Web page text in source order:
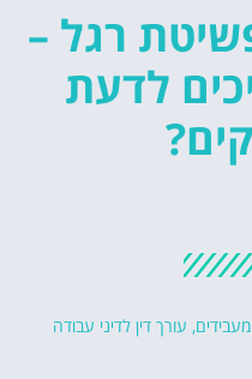
רגל –
לדעת
מעבידים, עורך דין לדיני עבודה